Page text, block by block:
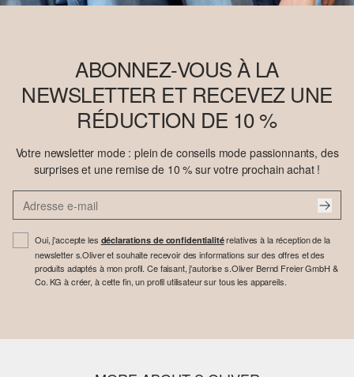
ABONNEZ-VOUS À LA
NEWSLETTER ET RECEVEZ UNE
RÉDUCTION DE 10 %
Votre newsletter mode : plein de conseils mode passionnants, des
surprises et une remise de 10 % sur votre prochain achat !
Oui, j'accepte les déclarations de confidentialitérelatives à la réception de la
newsletter s.Oliver et souhaite recevoir des informations sur des offres et des
produits adaptés à mon profil. Ce faisant, j'autorise s.Oliver Bernd Freier GmbH &
Co. KG à créer, à cette fin, un profil utilisateur sur tous les appareils.